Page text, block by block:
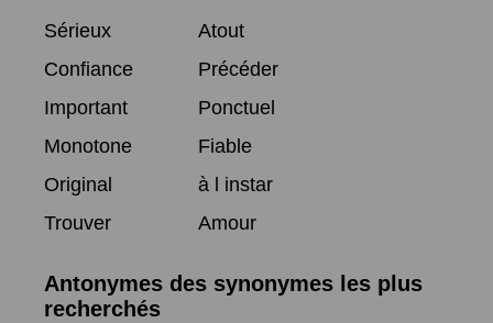
Sérieux
Atout
Confiance
Précéder
Important
Ponctuel
Monotone
Fiable
Original
à l instar
Trouver
Amour
Antonymes des synonymes les plus
recherchés